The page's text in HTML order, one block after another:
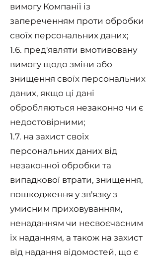
вимогу Компанії із
запереченням проти обробки
своїх персональних даних;
1.6. пред'являти вмотивовану
вимогу щодо зміни або
знищення своїх персональних
даних, якщо ці дані
обробляються незаконно чи є
недостовірними;
1.7. на захист своїх
персональних даних від
незаконної обробки та
випадкової втрати, знищення,
пошкодження у зв'язку з
умисним приховуванням,
ненаданням чи несвоєчасним
їх наданням, а також на захист
від надання відомостей, що є